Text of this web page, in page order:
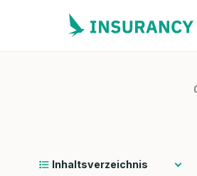
Inhaltsverzeichnis